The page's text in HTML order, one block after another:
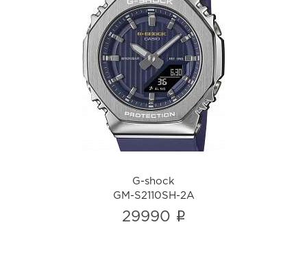
G-shock
GM-S2110SH-2A
i
G-shock
GM-S2110SH-2A
29990 i